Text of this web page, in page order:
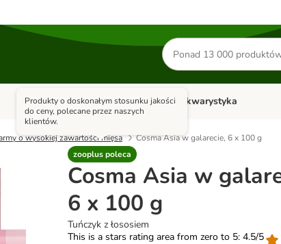
Szukaj
produktów
Psy
Otwórz menu kategorii: Koty
Małe zwierzęta Otwórz menu kategorii:
Akwarystyka
o wysokiej zawartości mięsa
Cosma Asia w galarecie, 6 x 100 g
zooplus poleca
Produkty o doskonałym stosunku jakości
do ceny, polecane przez naszych
klientów.
Cosma Asia w
6 x 100 g
Tuńczyk z łososiem
This is a stars rating area from zero to 5: 4.5/5